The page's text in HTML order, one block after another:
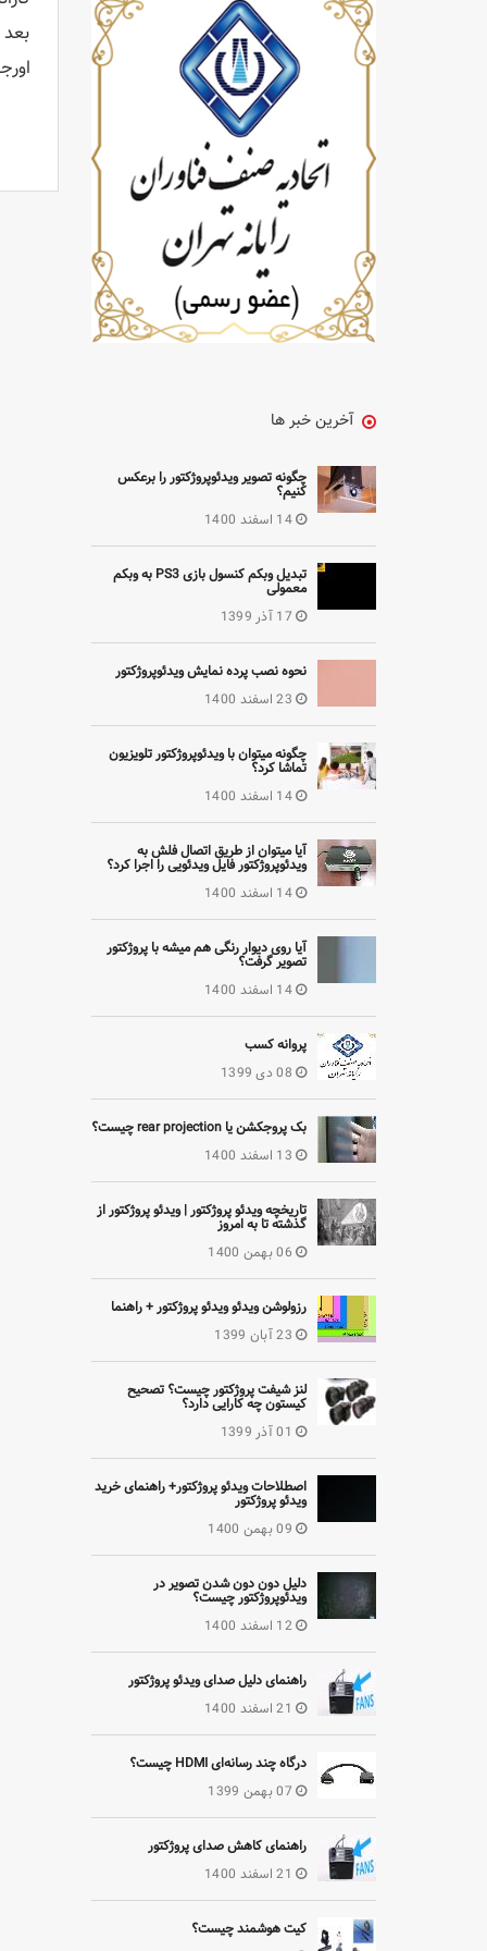
آخرین خبر ها
چگونه تصویر ویدئوپروژکتور را برعکس
کنیم؟
14 اسفند 1400
تبدیل وبکم کنسول بازی PS3 به وبکم
معمولی
17 آذر 1399
نحوه نصب پرده نمایش ویدئوپروژکتور
23 اسفند 1400
چگونه میتوان با ویدئوپروژکتور تلویزیون
تماشا کرد؟
14 اسفند 1400
آیا میتوان از طریق اتصال فلش به
ویدئوپروژکتور فایل ویدئویی را اجرا کرد؟
14 اسفند 1400
آیا روی دیوار رنگی هم میشه با پروژکتور
تصویر گرفت؟
14 اسفند 1400
پروانه کسب
08 دی 1399
بک پروجکشن یا rear projection چیست؟
13 اسفند 1400
تاریخچه ویدئو پروژکتور | ویدئو پروژکتور از
گذشته تا به امروز
06 بهمن 1400
رزولوشن ویدئو ویدئو پروژکتور + راهنما
23 آبان 1399
لنز شیفت پروژکتور چیست؟ تصحیح
کیستون چه کارایی دارد؟
01 آذر 1399
اصطلاحات ویدئو پروژکتور+ راهنمای خرید
ویدئو پروژکتور
09 بهمن 1400
دلیل دون دون شدن تصویر در
ویدئوپروژکتور چیست؟
12 اسفند 1400
راهنمای دلیل صدای ویدئو پروژکتور
21 اسفند 1400
درگاه چند رسانه‌ای HDMI چیست؟
07 بهمن 1399
راهنمای کاهش صدای پروژکتور
21 اسفند 1400
کیت هوشمند چیست؟